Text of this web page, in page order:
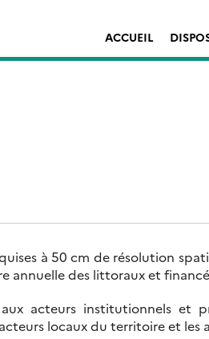
ACCUEIL
à 50 cm de résolution
annuelle des littoraux et
acteurs institutionnels et
locaux du territoire et les